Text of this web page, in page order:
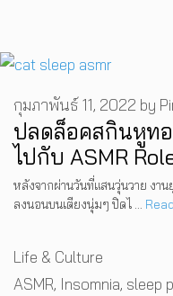
ปลดล็อคสกินหูท
ไปกับ ASMR
กุมภาพันธ์ 11, 2022 by
หลังจากผ่านวันที่แสนวุ่นวาย งา
ลงนอนบนเตียงนุ่มๆ ปิดไ …
Categories
Life & Culture
Tags
ASMR, Insomnia, sleep